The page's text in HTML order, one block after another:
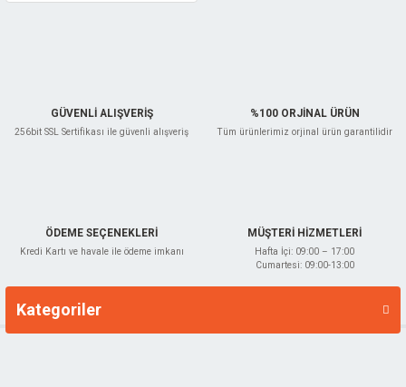
GÜVENLİ ALIŞVERİŞ
256bit SSL Sertifikası ile güvenli alışveriş
%100 ORJİNAL ÜRÜN
Tüm ürünlerimiz orjinal ürün garantilidir
ÖDEME SEÇENEKLERİ
Kredi Kartı ve havale ile ödeme imkanı
MÜŞTERİ HİZMETLERİ
Hafta İçi: 09:00 – 17:00
Cumartesi: 09:00-13:00
Kategoriler
Markalar